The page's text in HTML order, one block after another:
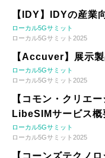
【IDY】IDYの産業
ローカル5Gサミット
ローカル5Gサミット2025
【Accuver】展示
ローカル5Gサミット
ローカル5Gサミット2025
【コモン・クリエ
LibeSIMサービス概
ローカル5Gサミット
ローカル5Gサミット2025
【コーンズテクノ